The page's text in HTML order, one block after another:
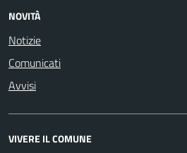
NOVITÀ
Notizie
Comunicati
Avvisi
VIVERE IL COMUNE